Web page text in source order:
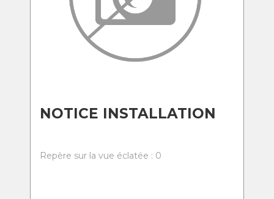
NOTICE INSTALLATION
Repère sur la vue éclatée : 0